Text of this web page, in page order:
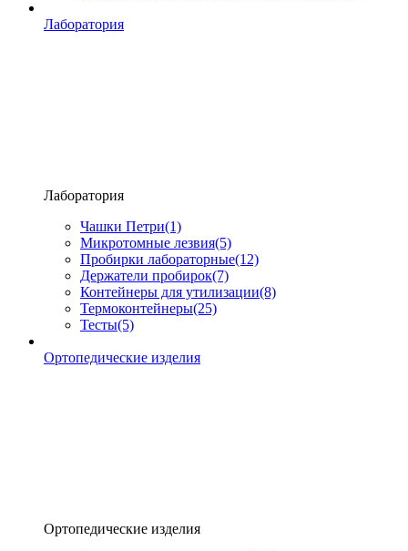
Лаборатория
Лаборатория
Чашки Петри(1)
Микротомные лезвия(5)
Пробирки лабораторные(12)
Держатели пробирок(7)
Контейнеры для утилизации(8)
Термоконтейнеры(25)
Тесты(5)
Ортопедические изделия
Ортопедические изделия